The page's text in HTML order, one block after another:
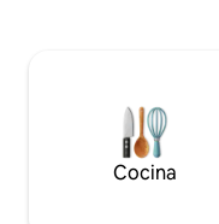
total de 6 personas. La cocina de alta
calidad es el sueño de
complementada con
comedor para 6
Cocina